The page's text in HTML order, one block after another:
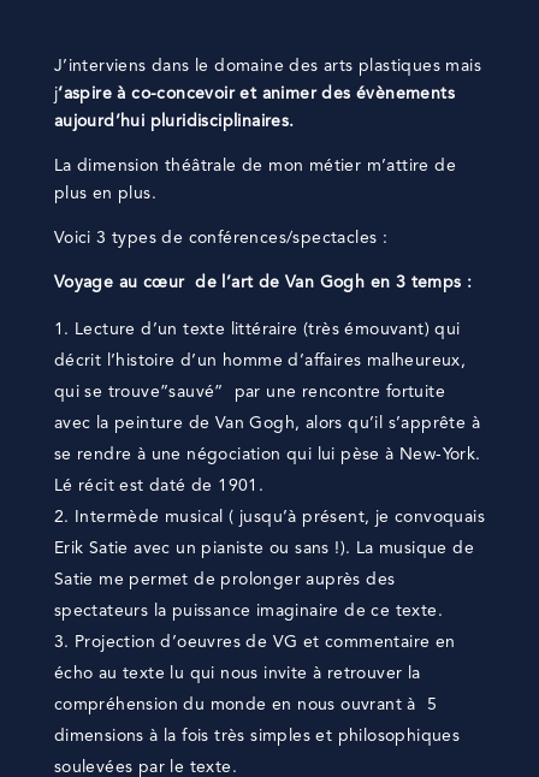
J’interviens dans le domaine des arts plastiques mais
j‘aspire à co-concevoir et animer des évènements
aujourd’hui pluridisciplinaires.
La dimension théâtrale de mon métier m’attire de
plus en plus.
Voici 3 types de conférences/spectacles :
Voyage au cœur de l’art de Van Gogh en 3 temps :
Lecture d’un texte littéraire (très émouvant) qui
décrit l’histoire d’un homme d’affaires malheureux,
qui se trouve”sauvé” par une rencontre fortuite
avec la peinture de Van Gogh, alors qu’il s’apprête à
se rendre à une négociation qui lui pèse à New-York.
Lé récit est daté de 1901.
Intermède musical ( jusqu’à présent, je convoquais
Erik Satie avec un pianiste ou sans !). La musique de
Satie me permet de prolonger auprès des
spectateurs la puissance imaginaire de ce texte.
Projection d’oeuvres de VG et commentaire en
écho au texte lu qui nous invite à retrouver la
compréhension du monde en nous ouvrant à 5
dimensions à la fois très simples et philosophiques
soulevées par le texte.